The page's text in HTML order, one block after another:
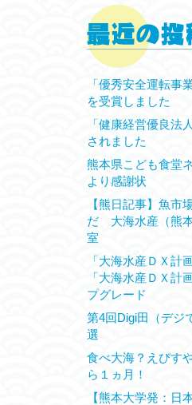
「優秀安全運転事
を受賞しました
「健康経営優良法
されました
熊本県こども食堂
より感謝状
【熊日記事】魚市
だ 大海水産（熊
室
「大海水産ＤＸ計
「大海水産ＤＸ計
プグレード
第4回Digi田（デジ
選
食べ大海？えびす
ら１ヵ月！
【熊本大学発：日